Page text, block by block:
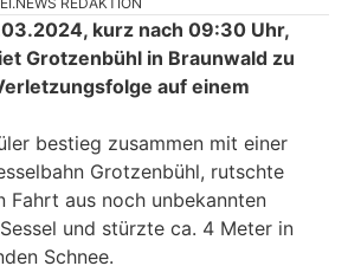
kurz nach 09:30 Uhr,
Grotzenbühl in Braunwald zu
auf einem
bestieg zusammen mit einer
Grotzenbühl, rutschte
Fahrt aus noch unbekannten
und stürzte ca. 4 Meter in
Schnee.